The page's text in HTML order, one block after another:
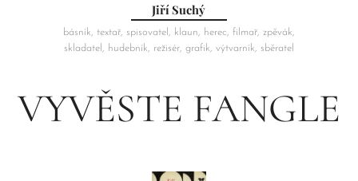
Jiří Suchý
básník, textař, spisovatel, klaun, herec, filmař, zpěvák,
skladatel, hudebník, režisér, grafik, výtvarník, sběratel
VYVĚSTE FANGLE